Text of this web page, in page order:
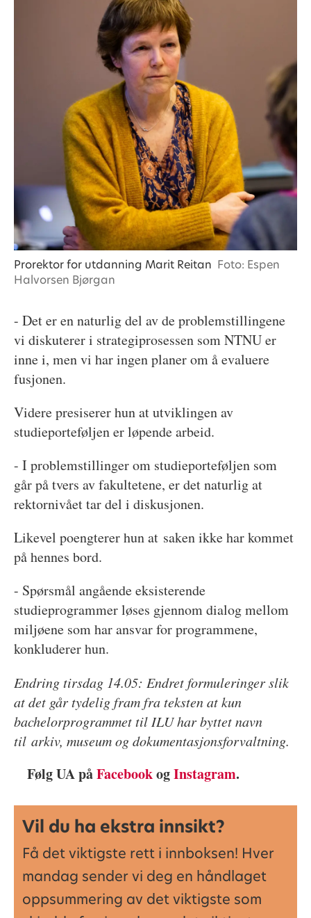
Prorektor for utdanning Marit Reitan Foto: Espen
Halvorsen Bjørgan
- Det er en naturlig del av de problemstillingene
vi diskuterer i strategiprosessen som NTNU er
inne i, men vi har ingen planer om å evaluere
fusjonen.
Videre presiserer hun at utviklingen av
studieporteføljen er løpende arbeid.
- I problemstillinger om studieporteføljen som
går på tvers av fakultetene, er det naturlig at
rektornivået tar del i diskusjonen.
Likevel poengterer hun at saken ikke har kommet
på hennes bord.
- Spørsmål angående eksisterende
studieprogrammer løses gjennom dialog mellom
miljøene som har ansvar for programmene,
konkluderer hun.
Endring tirsdag 14.05: Endret formuleringer slik
at det går tydelig fram fra teksten at kun
bachelorprogrammet til ILU har byttet navn
til arkiv, museum og dokumentasjonsforvaltning.
Følg UA påFacebookogInstagram.
Vil du ha ekstra innsikt?
Få det viktigste rett i innboksen! Hver
mandag sender vi deg en håndlaget
oppsummering av det viktigste som